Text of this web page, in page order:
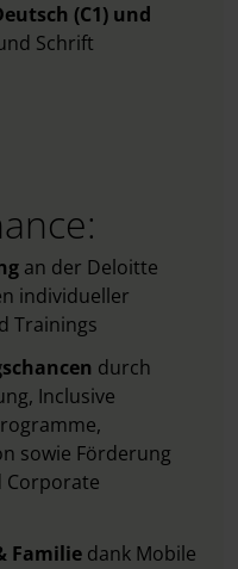
(C1) und
Schrift
an der Deloitte
individueller
Trainings
durch
Inclusive
sowie Förderung
Corporate
Familie dank Mobile